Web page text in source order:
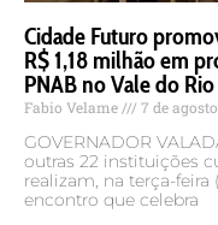
Cidade Futuro
R$ 1,18 milhão em
PNAB no Vale do
Fabio Velame 7 de
GOVERNADOR
outras 22 instituições
realizam, na terça-feira
encontro que celebra